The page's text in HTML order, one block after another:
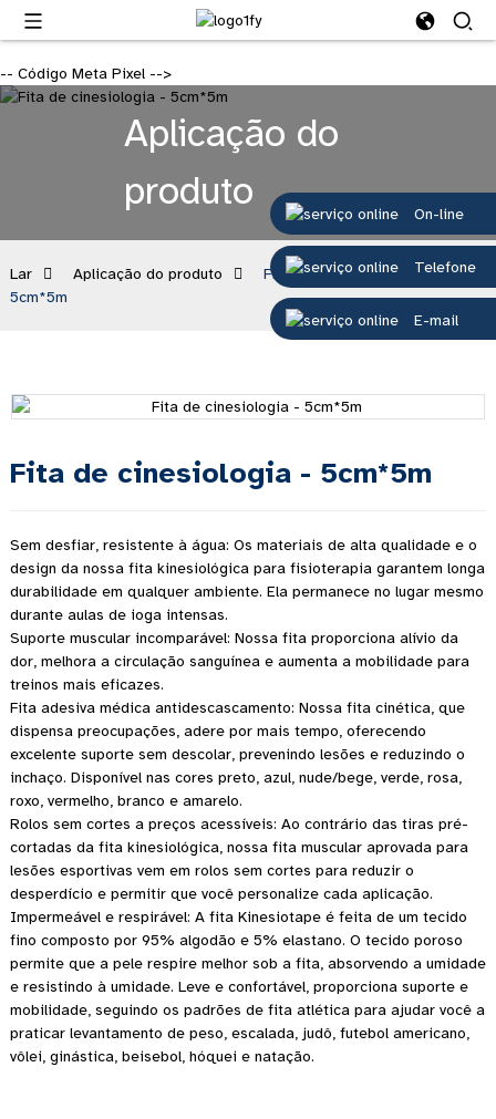
-- Código Meta Pixel -->
On-line
Telefone
E-mail
Aplicação do
produto
Lar Aplicação do produto
Fita de cinesiologia -
5cm*5m
Fita de cinesiologia - 5cm*5m
Sem desfiar, resistente à água: Os materiais de alta qualidade e o
design da nossa fita kinesiológica para fisioterapia garantem longa
durabilidade em qualquer ambiente. Ela permanece no lugar mesmo
durante aulas de ioga intensas.
Suporte muscular incomparável: Nossa fita proporciona alívio da
dor, melhora a circulação sanguínea e aumenta a mobilidade para
treinos mais eficazes.
Fita adesiva médica antidescascamento: Nossa fita cinética, que
dispensa preocupações, adere por mais tempo, oferecendo
excelente suporte sem descolar, prevenindo lesões e reduzindo o
inchaço. Disponível nas cores preto, azul, nude/bege, verde, rosa,
roxo, vermelho, branco e amarelo.
Rolos sem cortes a preços acessíveis: Ao contrário das tiras pré-
cortadas da fita kinesiológica, nossa fita muscular aprovada para
lesões esportivas vem em rolos sem cortes para reduzir o
desperdício e permitir que você personalize cada aplicação.
Impermeável e respirável: A fita Kinesiotape é feita de um tecido
fino composto por 95% algodão e 5% elastano. O tecido poroso
permite que a pele respire melhor sob a fita, absorvendo a umidade
e resistindo à umidade. Leve e confortável, proporciona suporte e
mobilidade, seguindo os padrões de fita atlética para ajudar você a
praticar levantamento de peso, escalada, judô, futebol americano,
vôlei, ginástica, beisebol, hóquei e natação.